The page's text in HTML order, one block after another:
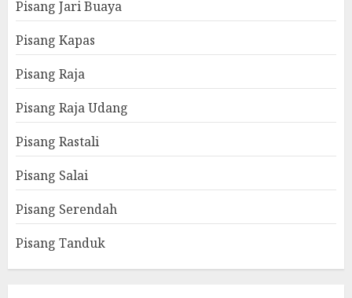
Pisang Jari Buaya
Pisang Kapas
Pisang Raja
Pisang Raja Udang
Pisang Rastali
Pisang Salai
Pisang Serendah
Pisang Tanduk